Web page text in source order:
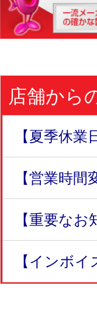
店舗から
【夏季休業
【営業時間
【重要な
【インボ